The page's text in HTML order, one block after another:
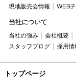
現地販売会情報
WEB
当社について
当社の強み 会社概要
スタッフブログ
採用情
トップページ